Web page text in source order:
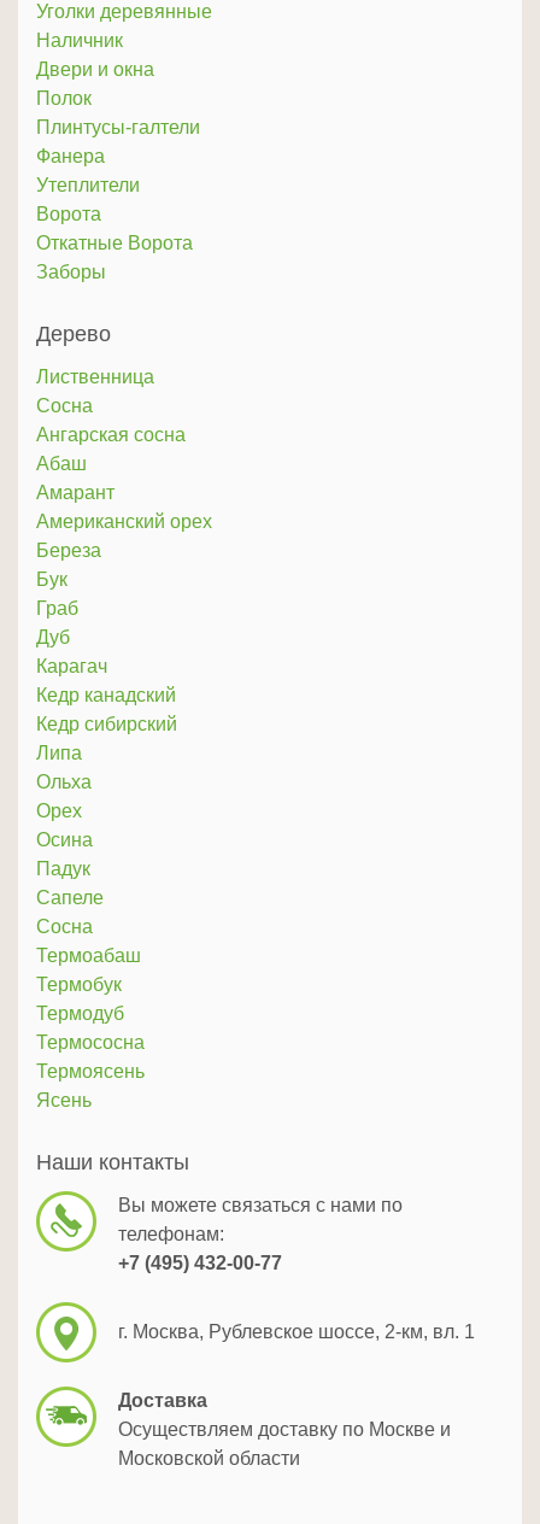
Уголки деревянные
Наличник
Двери и окна
Полок
Плинтусы-галтели
Фанера
Утеплители
Ворота
Откатные Ворота
Заборы
Дерево
Лиственница
Сосна
Ангарская сосна
Абаш
Амарант
Американский орех
Береза
Бук
Граб
Дуб
Карагач
Кедр канадский
Кедр сибирский
Липа
Ольха
Орех
Осина
Падук
Сапеле
Сосна
Термоабаш
Термобук
Термодуб
Термососна
Термоясень
Ясень
Наши контакты
Вы можете связаться с нами по
телефонам:
+7 (495) 432-00-77
г. Москва, Рублевское шоссе, 2-км, вл. 1
Доставка
Осуществляем доставку по Москве и
Московской области